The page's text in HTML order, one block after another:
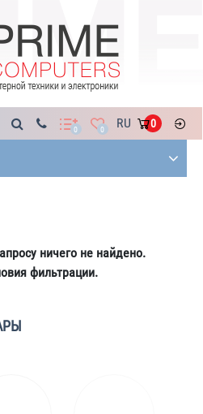
0 0 RU 0
ничего не найдено.
фильтрации.